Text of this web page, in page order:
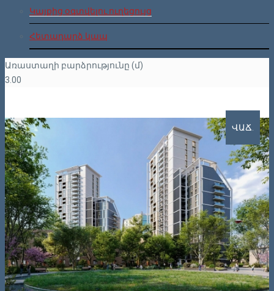
Կայքից օգտվելու ուղեցույց
Հետադարձ կապ
Առաստաղի բարձրությունը (մ)
3.00
ՎԱՃ.